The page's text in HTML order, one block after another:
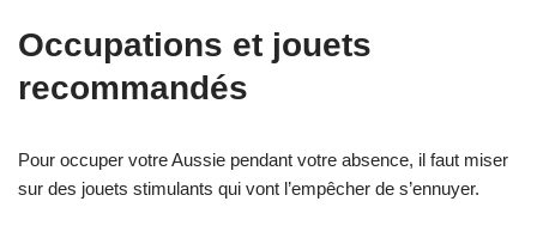
Occupations et jouets
recommandés
Pour occuper votre Aussie pendant votre absence, il faut miser
sur des jouets stimulants qui vont l’empêcher de s’ennuyer.